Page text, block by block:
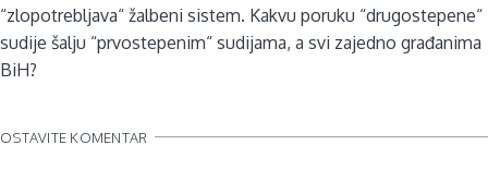
“zlopotrebljava“ žalbeni sistem. Kakvu poruku “drugostepene“
sudije šalju “prvostepenim“ sudijama, a svi zajedno građanima
BiH?
OSTAVITE KOMENTAR